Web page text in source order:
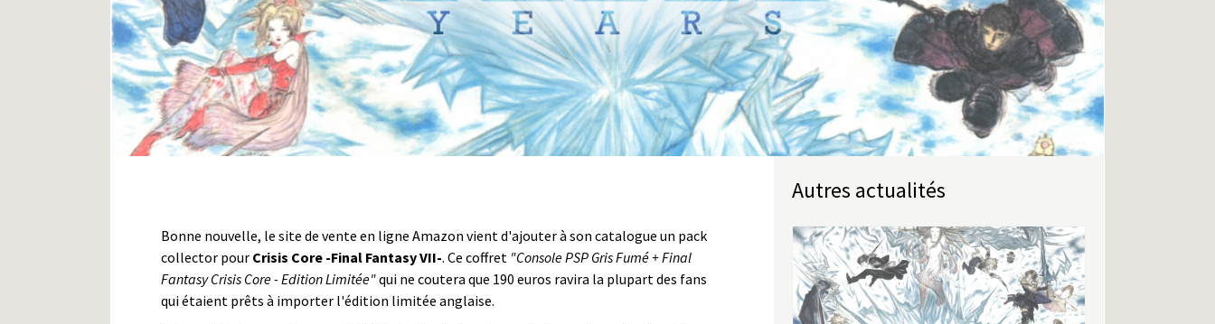
Bonne nouvelle, le site de vente en ligne Amazon vient d'ajouter à son catalogue un pack
collector pour Crisis Core -Final Fantasy VII-. Ce coffret "Console PSP Gris Fumé + Final
Fantasy Crisis Core - Edition Limitée"qui ne coutera que 190 euros ravira la plupart des fans
qui étaient prêts à importer l'édition limitée anglaise.
Autres actualités